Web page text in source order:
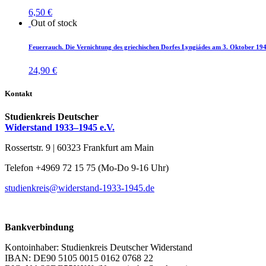
6,50 €
Out of stock
Feu­er­rauch. Die Ver­nich­tung des grie­chi­schen Dor­fes Lyn­giá­des am 3. Ok­to­ber
24,90 €
Kontakt
Studienkreis Deutscher
Widerstand 1933–1945 e.V.
Rossertstr. 9 | 60323 Frankfurt am Main
Telefon +4969 72 15 75 (Mo-Do 9-16 Uhr)
studienkreis@widerstand-1933-1945.de
Bankverbindung
Kontoinhaber: Studienkreis Deutscher Widerstand
IBAN: DE90 5105 0015 0162 0768 22